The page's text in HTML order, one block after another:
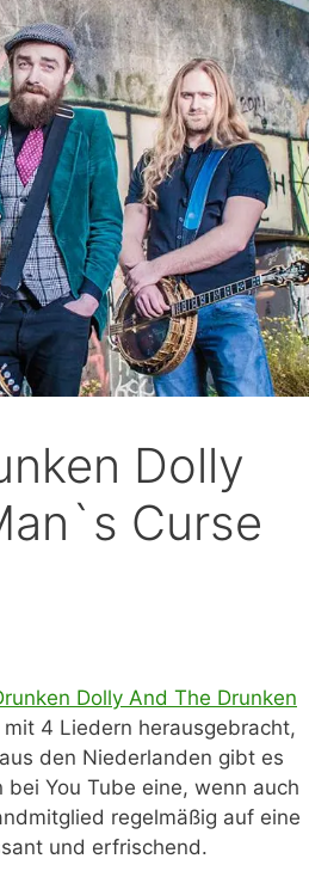
Dolly
Curse
Dolly And The Drunken
4 Liedern herausgebracht,
den Niederlanden gibt es
You Tube eine, wenn auch
regelmäßig auf eine
und erfrischend.